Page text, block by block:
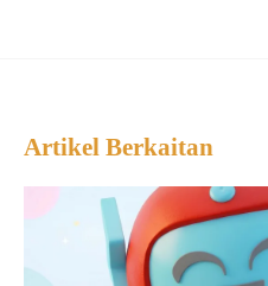
Artikel Berkaitan